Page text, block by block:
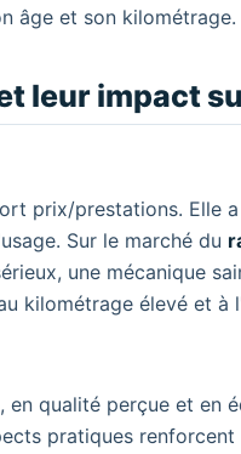
âge et son kilométrage.
leur impact
prix/prestations. Elle
Sur le marché du
une mécanique
kilométrage élevé et à
qualité perçue et en
pratiques